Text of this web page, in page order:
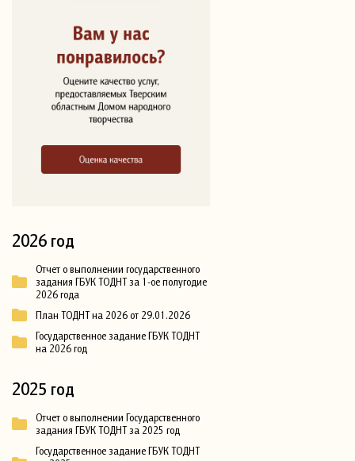
2026 год
Отчет о выполнении государственного
задания ГБУК ТОДНТ за 1-ое полугодие
2026 года
План ТОДНТ на 2026 от 29.01.2026
Государственное задание ГБУК ТОДНТ
на 2026 год
2025 год
Отчет о выполнении Государственного
задания ГБУК ТОДНТ за 2025 год
Государственное задание ГБУК ТОДНТ